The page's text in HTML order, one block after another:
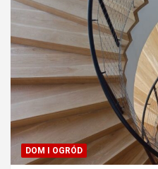
DOM I OGRÓD